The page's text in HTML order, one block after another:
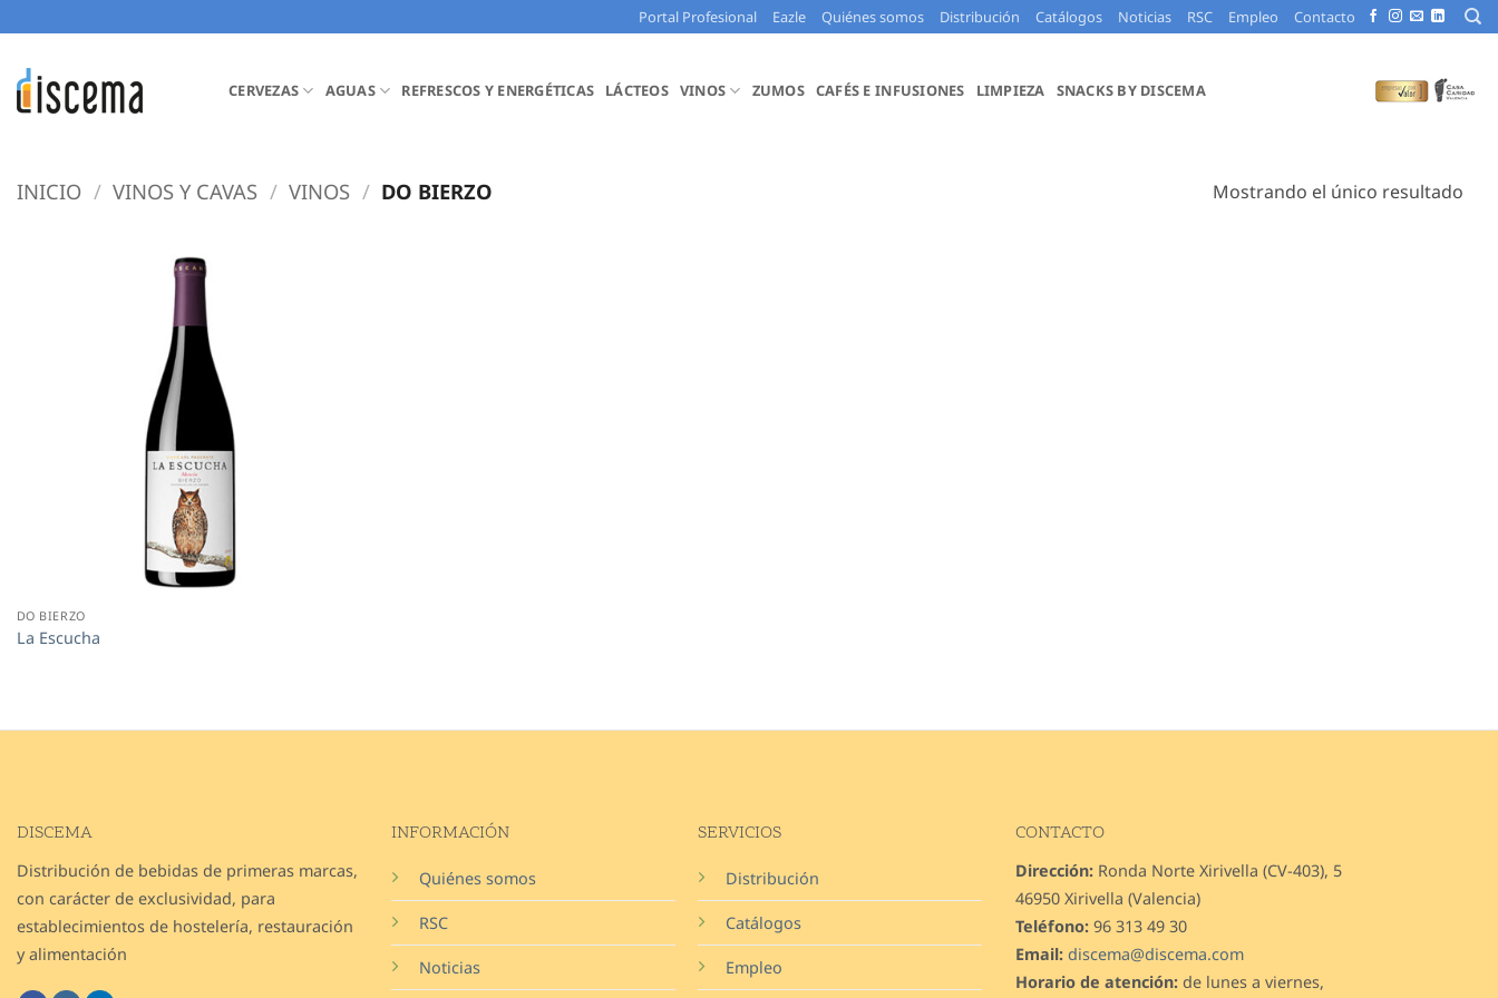
al
contenido
Portal Profesional Eazle Quiénes somos Distribución Catálogos Noticias RSC Empleo Contacto
CERVEZAS AGUAS REFRESCOS Y ENERGÉTICAS LÁCTEOS VINOS ZUMOS CAFÉS E INFUSIONES LIMPIEZA SNACKS BY DISCEMA
INICIO / VINOS Y CAVAS / VINOS / DO BIERZO Mostrando el único resultado
DO BIERZO
La Escucha
DISCEMA
Distribución de bebidas de primeras marcas,
con carácter de exclusividad, para
establecimientos de hostelería, restauración
y alimentación
INFORMACIÓN
Quiénes somos
RSC
Noticias
SERVICIOS
Distribución
Catálogos
Empleo
CONTACTO
Dirección: Ronda Norte Xirivella (CV-403), 5
46950 Xirivella (Valencia)
Teléfono: 96 313 49 30
Email: discema@discema.com
Horario de atención: de lunes a viernes,